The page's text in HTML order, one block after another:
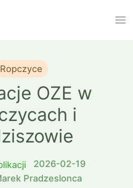
Ropczyce
OZE w
i
2026-02-19
Pradzeslonca